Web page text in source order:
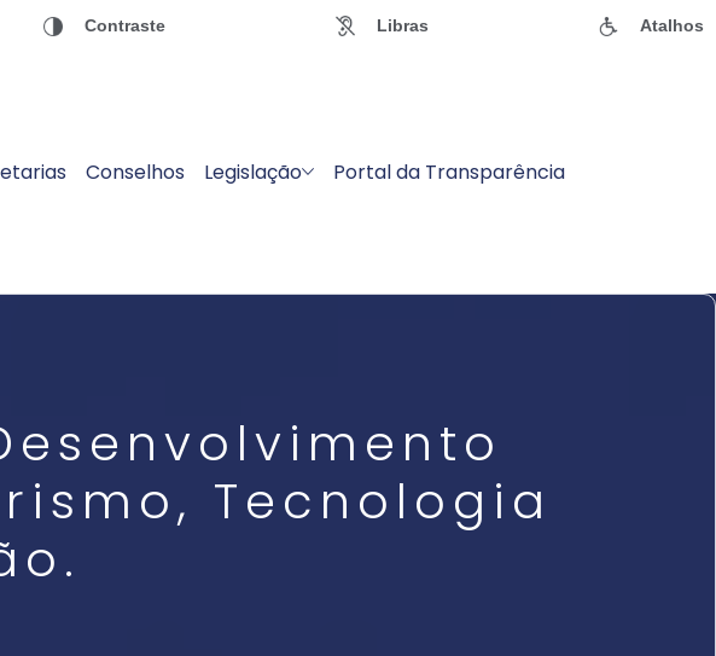
Contraste Libras Atalhos
Conselhos Legislação Portal da Transparência
Tecnologia